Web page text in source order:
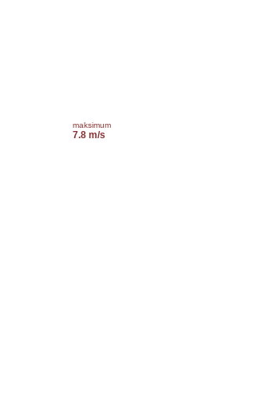
maksimum
7.8 m/s